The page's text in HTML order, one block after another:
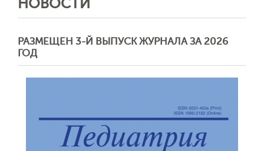
НОВОСТИ
РАЗМЕЩЕН 3-Й ВЫПУСК ЖУРНАЛА ЗА 2026
ГОД
Обратная